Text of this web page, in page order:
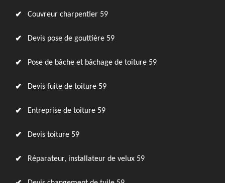
Couvreur charpentier 59
Devis pose de gouttière 59
Pose de bâche et bâchage de toiture 59
Devis fuite de toiture 59
Entreprise de toiture 59
Devis toiture 59
Réparateur, installateur de velux 59